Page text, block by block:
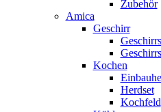
Zubehör
Amica
Geschirr
Kochen
Herdset
Kochfeld